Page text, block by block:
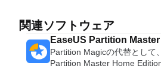
関連ソフトウェア
EaseUS Partition
Partition Magicの代替として
Partition Master Home Edition